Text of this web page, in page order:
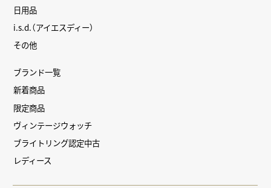
日用品
i.s.d.（アイエスディー）
その他
ブランド一覧
新着商品
限定商品
ヴィンテージウォッチ
ブライトリング認定中古
レディース